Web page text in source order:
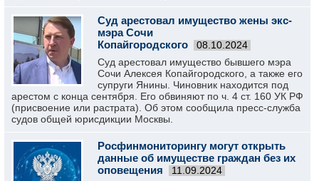
Суд арестовал имущество жены экс-
мэра Сочи
Копайгородского
08.10.2024
Суд арестовал имущество бывшего мэра
Сочи Алексея Копайгородского, а также его
супруги Янины. Чиновник находится под
арестом с конца сентября. Его обвиняют по ч. 4 ст. 160 УК РФ
(присвоение или растрата). Об этом сообщила пресс-служба
судов общей юрисдикции Москвы.
Росфинмониторингу могут открыть
данные об имуществе граждан без их
оповещения
11.09.2024